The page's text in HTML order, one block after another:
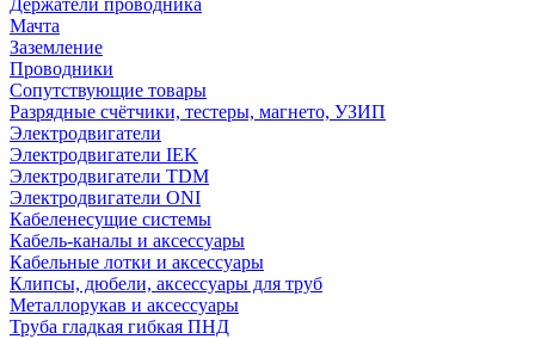
Держатели проводника
Мачта
Заземление
Проводники
Сопутствующие товары
Разрядные счётчики, тестеры, магнето, УЗИП
Электродвигатели
Электродвигатели IEK
Электродвигатели TDM
Электродвигатели ONI
Кабеленесущие системы
Кабель-каналы и аксессуары
Кабельные лотки и аксессуары
Клипсы, дюбели, аксессуары для труб
Металлорукав и аксессуары
Труба гладкая гибкая ПНД